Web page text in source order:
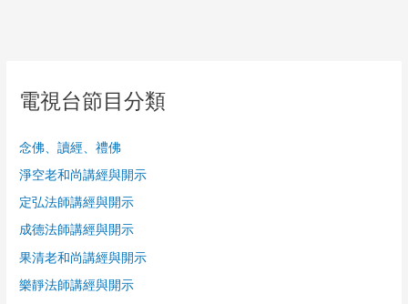
電視台節目分類
念佛、讀經、禮佛
淨空老和尚講經與開示
定弘法師講經與開示
成德法師講經與開示
果清老和尚講經與開示
樂靜法師講經與開示